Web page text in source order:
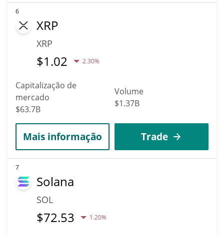
6
XRP
XRP
$1.02 2.30%
Capitalização de
mercado
$63.7B
Volume
$1.37B
Mais informação Trade
7
Solana
SOL
$72.53 1.20%